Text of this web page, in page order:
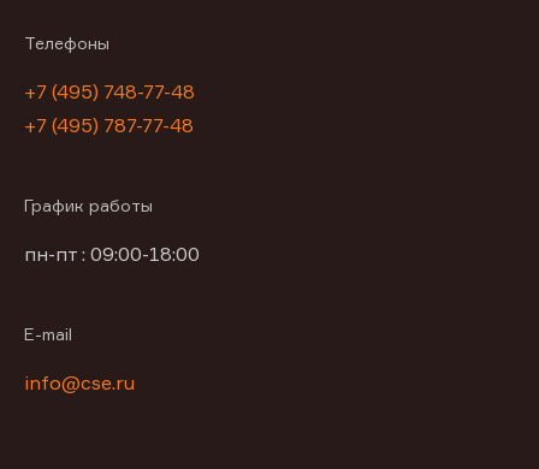
Телефоны
+7 (495) 748-77-48
+7 (495) 787-77-48
График работы
пн-пт : 09:00-18:00
E-mail
info@cse.ru